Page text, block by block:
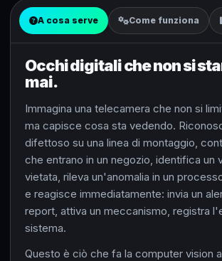
A cosa serve Come funziona
Occhi digitali che non si
mai.
Immagina una telecamera che non si
ma capisce cosa sta vedendo.
difettoso su una linea di montaggio,
che entrano in un negozio, identifica un
vietata, rileva un'anomalia in un
e reagisce immediatamente: invia un
report, attiva un meccanismo, registra
sistema.
Questo è ciò che fa la computer vision